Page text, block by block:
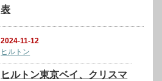
表
2024-11-12
ヒルトン
ヒルトン東京ベイ、クリスマ